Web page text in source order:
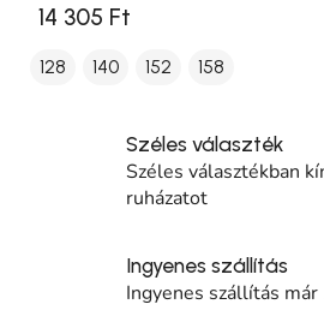
14 305 Ft
128 140 152 158
Széles választék
Széles választékban
ruházatot
Ingyenes szállítás
Ingyenes szállítás